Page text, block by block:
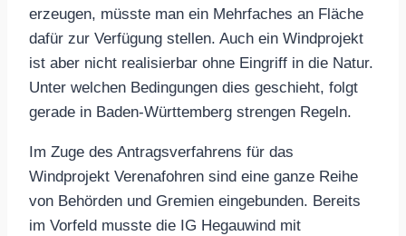
erzeugen, müsste man ein Mehrfaches an Fläche
dafür zur Verfügung stellen. Auch ein Windprojekt
ist aber nicht realisierbar ohne Eingriff in die Natur.
Unter welchen Bedingungen dies geschieht, folgt
gerade in Baden-Württemberg strengen Regeln.
Im Zuge des Antragsverfahrens für das
Windprojekt Verenafohren sind eine ganze Reihe
von Behörden und Gremien eingebunden. Bereits
im Vorfeld musste die IG Hegauwind mit